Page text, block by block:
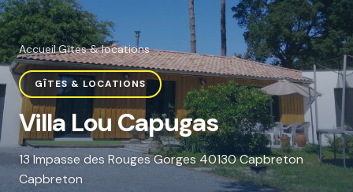
Accueil·Gîtes & locations
GÎTES & LOCATIONS
Villa Lou Capugas
13 Impasse des Rouges Gorges 40130 Capbreton
Capbreton